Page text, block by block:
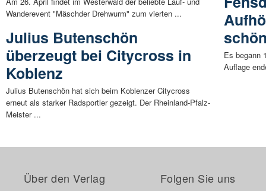
Wanderevent "Mäschder Drehwurm" zum vierten ...
Julius Butenschön
überzeugt bei Citycross in
Koblenz
Julius Butenschön hat sich beim Koblenzer Citycross
erneut als starker Radsportler gezeigt. Der Rheinland-Pfalz-
Meister ...
Es begann
Auflage
Über den Verlag Folgen Sie uns